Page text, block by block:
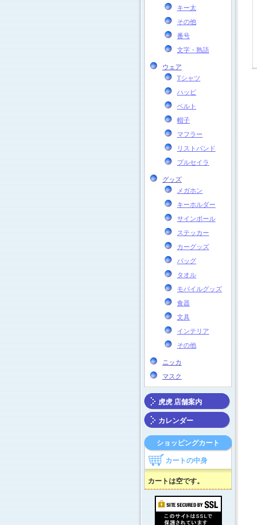
キー太
その他
番号
文字・熟語
ウェア
Tシャツ
ハッピ
ベルト
帽子
マフラー
リストバンド
プルセイラ
グッズ
メガホン
キーホルダー
サインボール
ステッカー
カーグッズ
バッグ
タオル
モバイルグッズ
食器
文具
インテリア
その他
ニッカ
マスク
虎虎 店舗案内
カレンダー
ショッピングカート
カートの中身
カートは空です。